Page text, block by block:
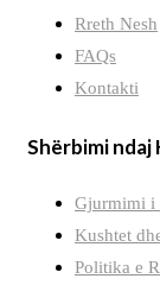
Rreth Nesh
FAQs
Kontakti
Shërbimi
Gjurmimi i
Kushtet
Politika e